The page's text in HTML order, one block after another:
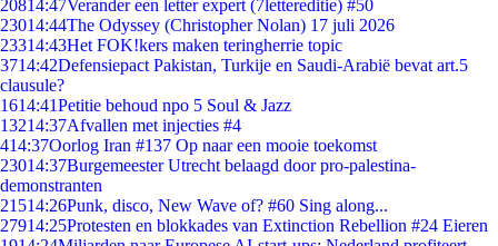
20814:47Verander een letter expert (7lettereditie) #50
23014:44The Odyssey (Christopher Nolan) 17 juli 2026
23314:43Het FOK!kers maken teringherrie topic
3714:42Defensiepact Pakistan, Turkije en Saudi-Arabië bevat art.5
clausule?
1614:41Petitie behoud npo 5 Soul & Jazz
13214:37Afvallen met injecties #4
414:37Oorlog Iran #137 Op naar een mooie toekomst
23014:37Burgemeester Utrecht belaagd door pro-palestina-
demonstranten
21514:26Punk, disco, New Wave of? #60 Sing along...
27914:25Protesten en blokkades van Extinction Rebellion #24 Eieren